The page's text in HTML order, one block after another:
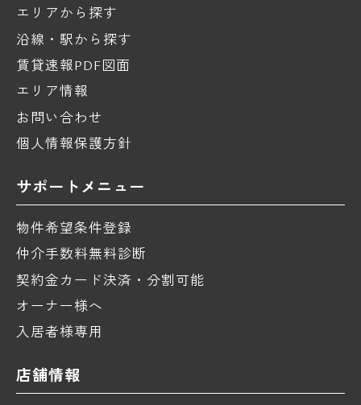
エリアから探す
沿線・駅から探す
賃貸速報PDF図面
エリア情報
お問い合わせ
個人情報保護方針
サポートメニュー
物件希望条件登録
仲介手数料無料診断
契約金カード決済・分割可能
オーナー様へ
入居者様専用
店舗情報